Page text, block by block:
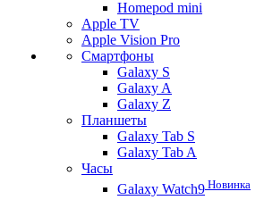
Homepod mini
Apple TV
Apple Vision Pro
Смартфоны
Galaxy S
Galaxy A
Galaxy Z
Планшеты
Galaxy Tab S
Galaxy Tab A
Часы
Galaxy Watch9 Новинка